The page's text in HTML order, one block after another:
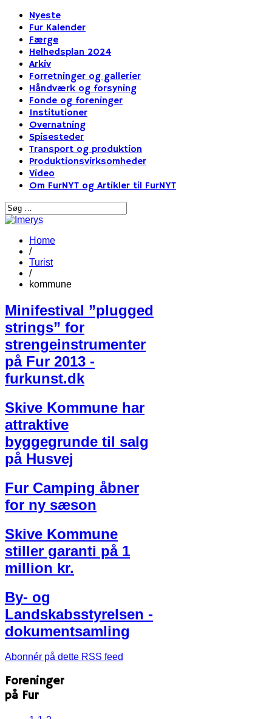
Nyeste
Fur Kalender
Færge
Helhedsplan 2024
Arkiv
Forretninger og gallerier
Håndværk og forsyning
Fonde og foreninger
Institutioner
Overnatning
Spisesteder
Transport og produktion
Produktionsvirksomheder
Video
Om FurNYT og Artikler til FurNYT
Home
/
Turist
/
kommune
Minifestival ”plugged
strings” for
strengeinstrumenter
på Fur 2013 -
furkunst.dk
Skive Kommune har
attraktive
byggegrunde til salg
på Husvej
Fur Camping åbner
for ny sæson
Skive Kommune
stiller garanti på 1
million kr.
By- og
Landskabsstyrelsen -
dokumentsamling
Abonnér på dette RSS feed
Foreninger
på Fur